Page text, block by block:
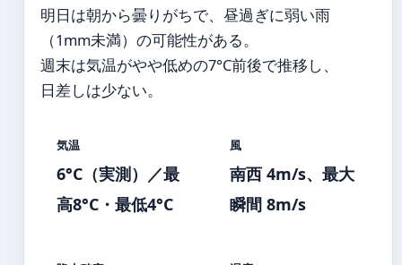
明日は朝から曇りがちで、昼過ぎに弱い雨
（1mm未満）の可能性がある。
週末は気温がやや低めの7°C前後で推移し、
日差しは少ない。
気温
6°C（実測）／最
高8°C・最低4°C
風
南西 4m/s、最大
瞬間 8m/s